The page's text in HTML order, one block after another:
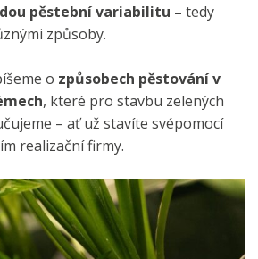
pěstební variabilitu – tedy
způsoby.
o způsobech pěstování v
, které pro stavbu zelených
– ať už stavíte svépomocí
realizační firmy.